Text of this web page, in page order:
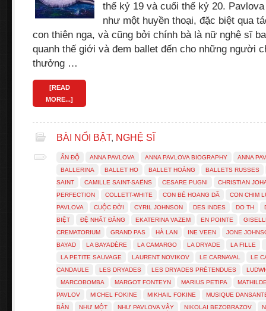
thế kỷ 19 và cuối thế kỷ 20.
như một huyền thoại, đặc biệt qua
con thiên nga, và cũng bởi chính bà là nữ nghệ sĩ
quanh thế giới và đem ballet đến cho những người
thưởng …
[READ
MORE...]
BÀI NỔI BẬT, NGHỆ SĨ
ẤN ĐỘ ANNA PAVLOVA ANNA PAVLOVA BIOGRAPHY
ANNA
BALLERINA
BALLET HO BALLET HOÀNG
BALLETS RUSSES
SAINT
CAMILLE SAINT-SAËNS CESARE PUGNI
CHRISTIAN
PERFECTION
COLLETT-WHITE CON BÉ HOANG DÃ
CON CHIM
PAVLOVA
CUỘC ĐỜI CYRIL JOHNSON DES INDES DO TH
BIỆT
ĐỆ NHẤT ĐẲNG EKATERINA VAZEM EN POINTE
CREMATORIUM
GRAND PAS HÀ LAN INE VEEN
JONE
BAYAD
LA BAYADÈRE LA CAMARGO LA DRYADE
LA FILLE
LA PETITE SAUVAGE
LAURENT NOVIKOV LE CARNAVAL
LE
CANDAULE
LES DRYADES LES DRYADES PRÉTENDUES
MARCOBOMBA
MARGOT FONTEYN MARIUS PETIPA
PAVLOV
MICHEL FOKINE MIKHAIL FOKINE
MUSIQUE
BẢN
NHƯ MỘT NHƯ PAVLOVA VẬY NIKOLAI BEZOBRAZOV